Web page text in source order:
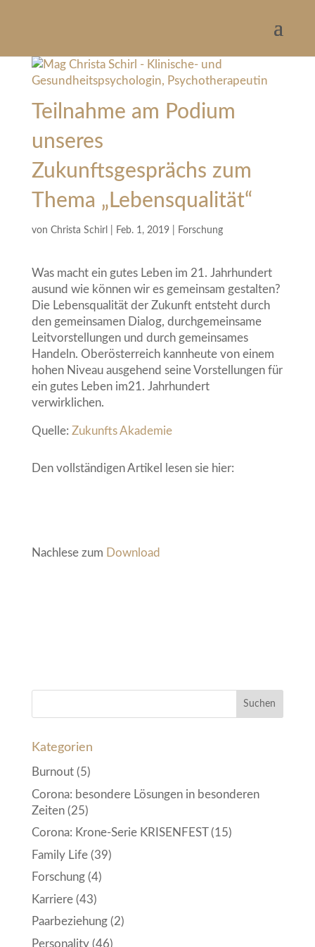
Teilnahme am Podium
unseres
Zukunftsgesprächs zum
Thema „Lebensqualität“
von Christa Schirl Feb. 1, 2019| Forschung
Was macht ein gutes Leben im 21. Jahrhundert
ausund wie können wir es gemeinsam gestalten?
Die Lebensqualität der Zukunft entsteht durch
den gemeinsamen Dialog, durchgemeinsame
Leitvorstellungen und durch gemeinsames
Handeln. Oberösterreich kannheute von einem
hohen Niveau ausgehend seine Vorstellungen für
ein gutes Leben im21. Jahrhundert
verwirklichen.
Quelle: Zukunfts Akademie
Den vollständigen Artikel lesen sie hier:
Nachlese zum Download
Kategorien
Burnout(5)
Corona: besondere Lösungen in besonderen
Zeiten(25)
Corona: Krone-Serie KRISENFEST(15)
Family Life(39)
Forschung(4)
Karriere(43)
Paarbeziehung(2)
Personality(46)